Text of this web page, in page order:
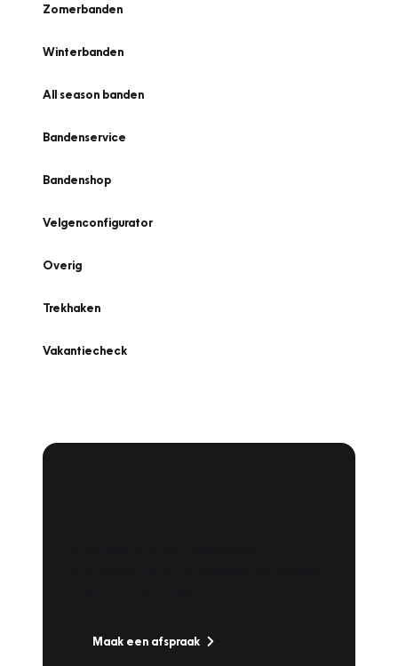
Zomerbanden
Winterbanden
All season banden
Bandenservice
Bandenshop
Velgenconfigurator
Overig
Trekhaken
Vakantiecheck
Maak een afspraak